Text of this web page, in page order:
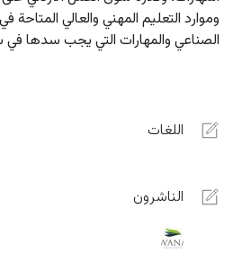
وموارد التعليم المهني والعالي المتاحة
الصناعي والمهارات التي يجب سدها في
اللغات
الناشرون